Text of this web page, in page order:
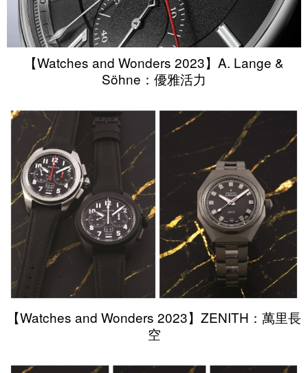
【Watches and Wonders 2023】A. Lange &
Söhne：優雅活力
【Watches and Wonders 2023】ZENITH：萬里長
空